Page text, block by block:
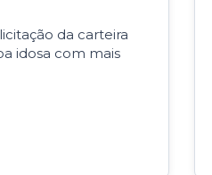
da carteira
idosa com mais